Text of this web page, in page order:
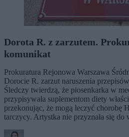
Dorota R. z zarzutem.
komunikat
Prokuratura Rejonowa Warszawa
Dorocie R. zarzut naruszenia
Śledczy twierdzą, że piosenkarka w
przypisywała suplementom diety
przekonując, że mogą leczyć chorobę
tarczycy. Artystka nie przyznała się do